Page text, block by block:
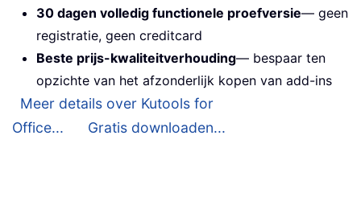
30 dagen volledig functionele proefversie— geen
registratie, geen creditcard
Beste prijs-kwaliteitverhouding— bespaar ten
opzichte van het afzonderlijk kopen van add-ins
Meer details over Kutools for
Office...
Gratis downloaden...